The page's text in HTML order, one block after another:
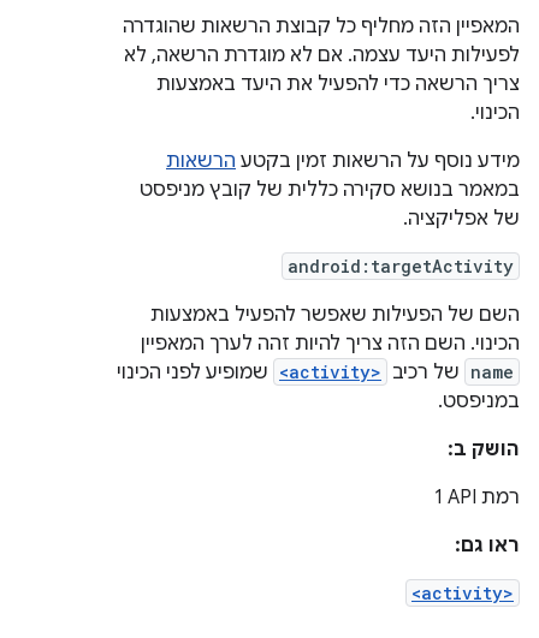
המאפיין הזה מחליף כל קבוצת הרשאות שהוגדרה
לפעילות היעד עצמה. אם לא מוגדרת הרשאה, לא
צריך הרשאה כדי להפעיל את היעד באמצעות
הכינוי.
מידע נוסף על הרשאות זמין בקטע הרשאות
במאמר בנושא סקירה כללית של קובץ מניפסט
של אפליקציה.
android:targetActivity
השם של הפעילות שאפשר להפעיל באמצעות
הכינוי. השם הזה צריך להיות זהה לערך המאפיין
name של רכיב <activity> שמופיע לפני הכינוי
במניפסט.
הושק ב:
רמת API‏ 1
ראו גם:
<activity>